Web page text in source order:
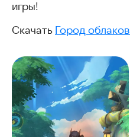
игры!
Скачать Город облаков